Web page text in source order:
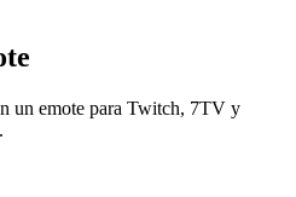
un emote para Twitch, 7TV y